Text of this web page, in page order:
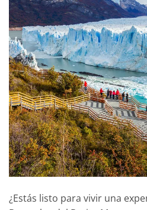
¿Estás listo para vivir una